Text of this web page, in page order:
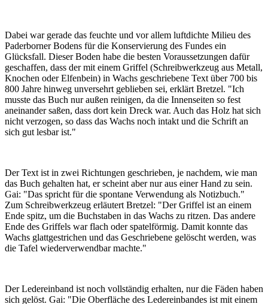
Dabei war gerade das feuchte und vor allem luftdichte Milieu des
Paderborner Bodens für die Konservierung des Fundes ein
Glücksfall. Dieser Boden habe die besten Voraussetzungen dafür
geschaffen, dass der mit einem Griffel (Schreibwerkzeug aus Metall,
Knochen oder Elfenbein) in Wachs geschriebene Text über 700 bis
800 Jahre hinweg unversehrt geblieben sei, erklärt Bretzel. "Ich
musste das Buch nur außen reinigen, da die Innenseiten so fest
aneinander saßen, dass dort kein Dreck war. Auch das Holz hat sich
nicht verzogen, so dass das Wachs noch intakt und die Schrift an
sich gut lesbar ist."
Der Text ist in zwei Richtungen geschrieben, je nachdem, wie man
das Buch gehalten hat, er scheint aber nur aus einer Hand zu sein.
Gai: "Das spricht für die spontane Verwendung als Notizbuch."
Zum Schreibwerkzeug erläutert Bretzel: "Der Griffel ist an einem
Ende spitz, um die Buchstaben in das Wachs zu ritzen. Das andere
Ende des Griffels war flach oder spatelförmig. Damit konnte das
Wachs glattgestrichen und das Geschriebene gelöscht werden, was
die Tafel wiederverwendbar machte."
Der Ledereinband ist noch vollständig erhalten, nur die Fäden haben
sich gelöst. Gai: "Die Oberfläche des Ledereinbandes ist mit einem